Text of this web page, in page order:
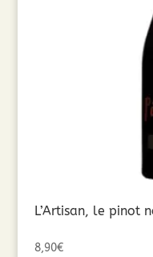
L’Artisan, le pinot
8,90€